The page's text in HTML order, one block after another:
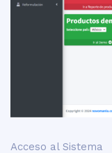
Acceso al Sistema